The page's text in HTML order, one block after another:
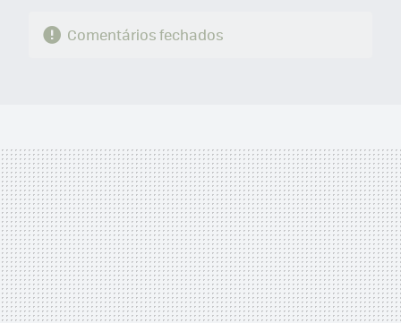
Comentários fechados